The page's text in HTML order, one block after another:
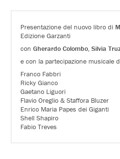
Presentazione del nuovo libro di
Edizione Garzanti
con Gherardo Colombo, Silvia
e con la partecipazione musicale
Franco Fabbri
Ricky Gianco
Gaetano Liguori
Flavio Oreglio & Staffora Bluzer
Enrico Maria Papes dei Giganti
Shell Shapiro
Fabio Treves